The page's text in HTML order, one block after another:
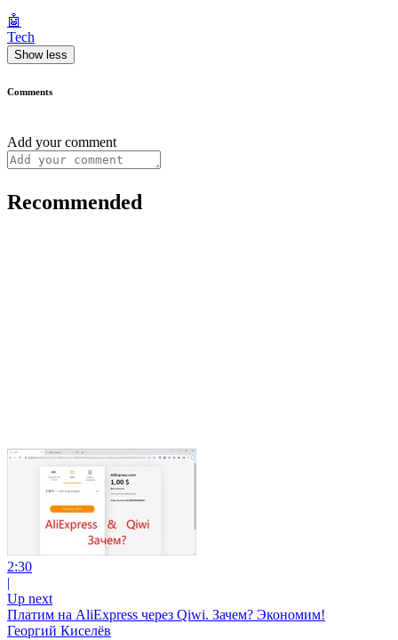
🤖
Tech
Show less
Comments
Add your comment
Recommended
2:30
|
Up next
Платим на AliExpress через Qiwi. Зачем? Экономим!
Георгий Киселёв